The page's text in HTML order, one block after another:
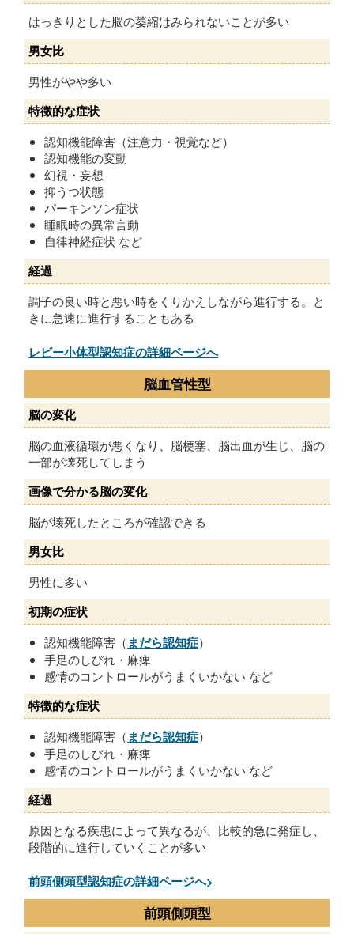
はっきりとした脳の萎縮はみられないことが多い
男女比
男性がやや多い
特徴的な症状
認知機能障害（注意力・視覚など）
認知機能の変動
幻視・妄想
抑うつ状態
パーキンソン症状
睡眠時の異常言動
自律神経症状 など
経過
調子の良い時と悪い時をくりかえしながら進行する。と
きに急速に進行することもある
レビー小体型認知症の詳細ページへ
脳血管性型
脳の変化
脳の血液循環が悪くなり、脳梗塞、脳出血が生じ、脳の
一部が壊死してしまう
画像で分かる脳の変化
脳が壊死したところが確認できる
男女比
男性に多い
初期の症状
認知機能障害（まだら認知症）
手足のしびれ・麻痺
感情のコントロールがうまくいかない など
特徴的な症状
認知機能障害（まだら認知症）
手足のしびれ・麻痺
感情のコントロールがうまくいかない など
経過
原因となる疾患によって異なるが、比較的急に発症し、
段階的に進行していくことが多い
前頭側頭型認知症の詳細ページへ>
前頭側頭型